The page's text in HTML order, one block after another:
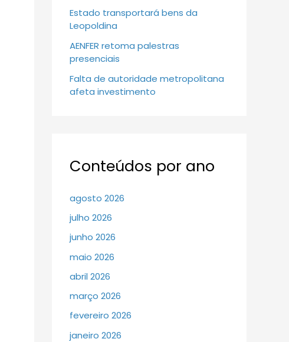
Estado transportará bens da
Leopoldina
AENFER retoma palestras
presenciais
Falta de autoridade metropolitana
afeta investimento
Conteúdos por ano
agosto 2026
julho 2026
junho 2026
maio 2026
abril 2026
março 2026
fevereiro 2026
janeiro 2026